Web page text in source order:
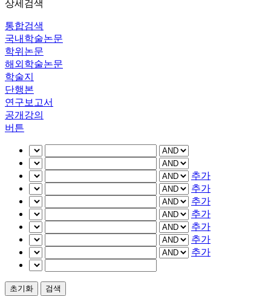
상세검색
통합검색
국내학술논문
학위논문
해외학술논문
학술지
단행본
연구보고서
공개강의
버튼
추가
추가
추가
추가
추가
추가
추가